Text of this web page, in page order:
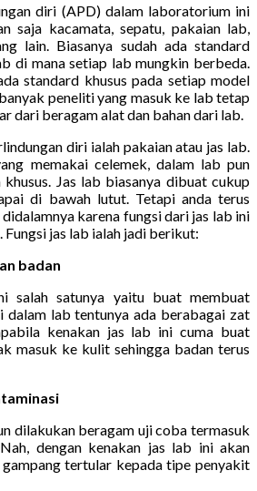
diri (APD) dalam laboratorium ini
saja kacamata, sepatu, pakaian lab,
lain. Biasanya sudah ada standard
di mana setiap lab mungkin berbeda.
standard khusus pada setiap model
peneliti yang masuk ke lab tetap
dari beragam alat dan bahan dari lab.
diri ialah pakaian atau jas lab.
memakai celemek, dalam lab pun
Jas lab biasanya dibuat cukup
di bawah lutut. Tetapi anda terus
karena fungsi dari jas lab ini
Fungsi jas lab ialah jadi berikut:
badan
salah satunya yaitu buat membuat
dalam lab tentunya ada berabagai zat
kenakan jas lab ini cuma buat
masuk ke kulit sehingga badan terus
dilakukan beragam uji coba termasuk
dengan kenakan jas lab ini akan
tertular kepada tipe penyakit